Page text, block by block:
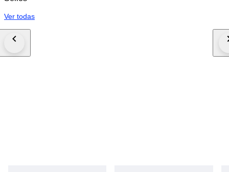
Ver todas